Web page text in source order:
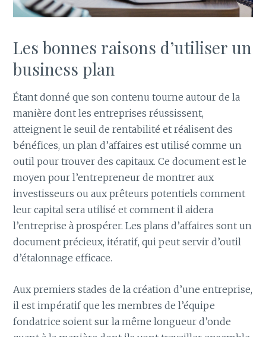
Les bonnes raisons d’utiliser un
business plan
Étant donné que son contenu tourne autour de la
manière dont les entreprises réussissent,
atteignent le seuil de rentabilité et réalisent des
bénéfices, un plan d’affaires est utilisé comme un
outil pour trouver des capitaux. Ce document est le
moyen pour l’entrepreneur de montrer aux
investisseurs ou aux prêteurs potentiels comment
leur capital sera utilisé et comment il aidera
l’entreprise à prospérer. Les plans d’affaires sont un
document précieux, itératif, qui peut servir d’outil
d’étalonnage efficace.
Aux premiers stades de la création d’une entreprise,
il est impératif que les membres de l’équipe
fondatrice soient sur la même longueur d’onde